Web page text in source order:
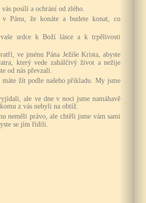
posílí a ochrání od zlého.
v Pánu, že konáte a budete konat, co
srdce k Boží lásce a k trpělivosti
ve jménu Pána Ježíše Krista, abyste
který vede zahálčivý život a nežije
od nás převzali.
žít podle našeho příkladu. My jsme
ale ve dne v noci jsme namáhavě
z vás nebyli na obtíž.
neměli právo, ale chtěli jsme vám sami
se jím řídili.